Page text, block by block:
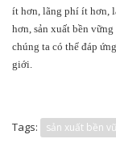
ít hơn, lãng phí ít hơn,
hơn, sản xuất bền
chúng ta có thể đáp
giới.
Tags: sản xuất bền